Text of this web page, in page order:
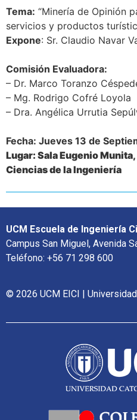
Tema: “Minería de Opinión
servicios y productos
Expone: Sr. Claudio Navar
Comisión Evaluadora:
– Dr. Marco Toranzo
– Mg. Rodrigo Cofré Loyola
– Dra. Angélica Urrutia
Fecha: Jueves 13 de
Lugar: Sala Eugenio
Ciencias de la Ingeniería
UCM Escuela de Ingeniería
Campus San Miguel, Avenida
Teléfono: +56 71 298 600
© 2026 UCM EICI |